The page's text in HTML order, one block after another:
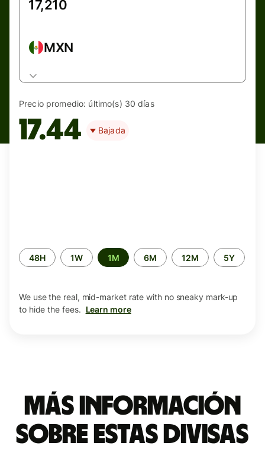
MXN
Precio promedio: último(s) 30 días
17.44 Bajada
Time
period
48H 1W 1M 6M 12M 5Y
We use the real, mid-market rate with no sneaky mark-up
to hide the fees. Learn more
Más información
sobre estas divisas